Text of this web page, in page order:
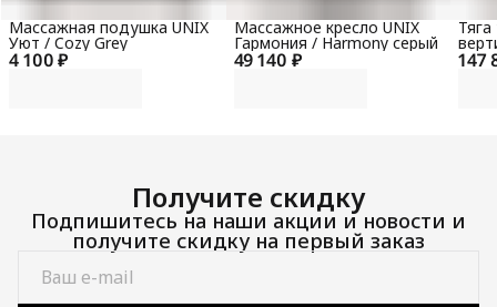
4 100 ₽
Массажная подушка UNIX
Уют / Cozy Grey
49 140 ₽
Массажное кресло UNIX
Гармония / Harmony серый
147
100
Получите скидку
Подпишитесь на наши акции и новости и
получите скидку на первый заказ